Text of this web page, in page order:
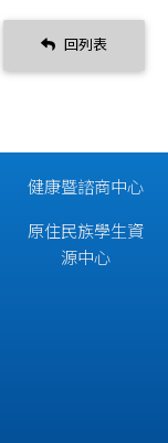
回列表
健康暨諮商中心
原住民族學生資
源中心